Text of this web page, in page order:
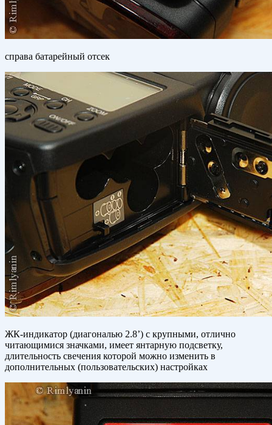
справа батарейный отсек
ЖК-индикатор (диагональю 2.8’) с крупными, отлично
читающимися значками, имеет янтарную подсветку,
длительность свечения которой можно изменить в
дополнительных (пользовательских) настройках